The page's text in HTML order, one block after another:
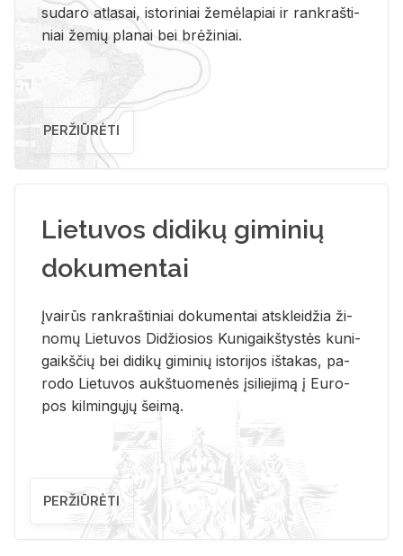
su­da­ro at­la­sai, is­to­ri­niai že­mė­la­piai ir rank­raš­ti­
niai že­mių pla­nai bei brė­ži­niai.
PERŽIŪRĖTI
Lietuvos didikų giminių
dokumentai
Įvai­rūs rank­raš­ti­niai do­ku­men­tai at­sklei­džia ži­
no­mų Lie­tu­vos Di­džio­sios Ku­ni­gaikš­tys­tės ku­ni­
gaikš­čių bei di­di­kų gi­mi­nių is­to­ri­jos iš­ta­kas, pa­
ro­do Lie­tu­vos aukš­tuo­me­nės įsi­lie­ji­mą į Eu­ro­
pos kil­min­gų­jų šei­mą.
PERŽIŪRĖTI